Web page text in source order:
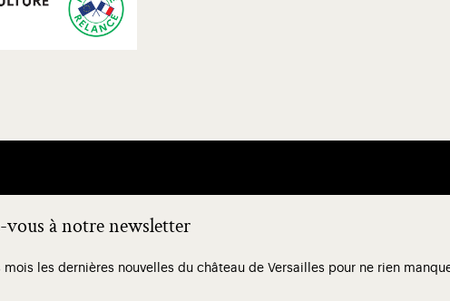
à notre newsletter
mois les dernières nouvelles du château de Versailles pour ne rien